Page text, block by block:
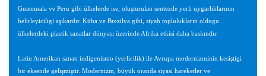
Guatemala ve Peru gibi ülkelerde ise, oluşturulan sentezde yerli uygarlıklarının
belirleyiciligi aşikardır. Küba ve Brezilya gibi, siyah toplulukların oldugu
ülkelerdeki plastik sanatlar dünyası üzerinde Afrika etkisi daha baskındır.
Latin Amerikan sanatı indigenismo (yerlicilik) ile Avrupa modernizminin kesiştigi
bir eksende gelişmiştir. Modernizm, büyük oranda siyasi hareketler ve